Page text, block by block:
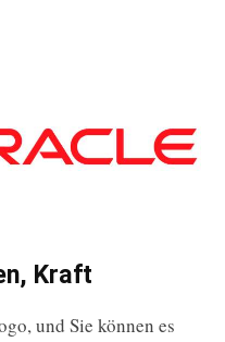
Kraft
und Sie können es